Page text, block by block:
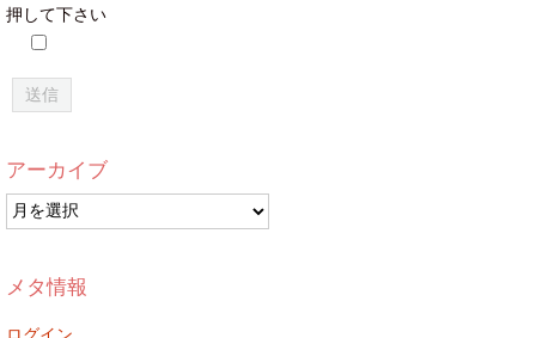
押して下さい
アーカイブ
ア
ー
イ
メタ情報